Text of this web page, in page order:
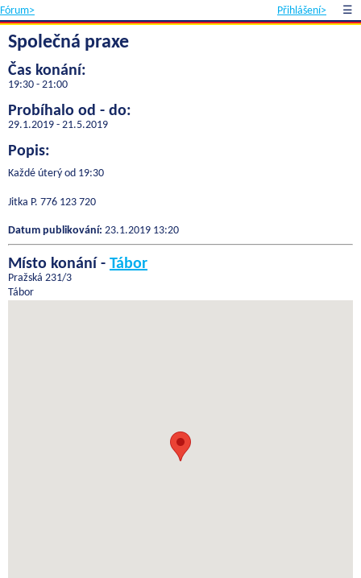
Fórum> Přihlášení> ☰
Společná praxe
Čas konání:
19:30 - 21:00
Probíhalo od - do:
29.1.2019 - 21.5.2019
Popis:
Každé úterý od 19:30
Jitka P. 776 123 720
Datum publikování: 23.1.2019 13:20
Místo konání - Tábor
Pražská 231/3
Tábor